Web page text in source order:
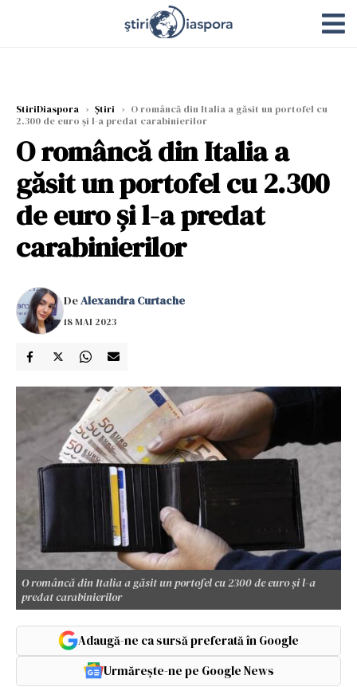
StiriDiaspora › Știri › O româncă din Italia a găsit un portofel cu
2.300 de euro și l-a predat carabinierilor
O româncă din Italia a
găsit un portofel cu 2.300
de euro și l-a predat
carabinierilor
DeAlexandra Curtache
18 MAI 2023
O româncă din Italia a găsit un portofel cu 2300 de euro și l-a
predat carabinierilor
Adaugă-ne ca sursă preferată în Google
Urmărește-ne pe Google News